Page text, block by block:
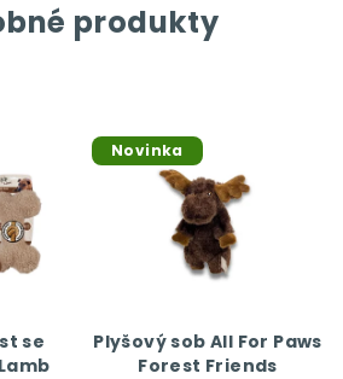
produkty
se
Novinka
Plyšový sob All For Paws
Forest Friends